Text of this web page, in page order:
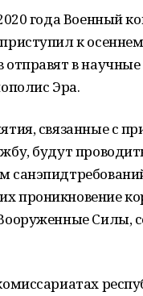
года Военный
к
отправят в
Эра.
связанные с
будут
проникновение
Силы,